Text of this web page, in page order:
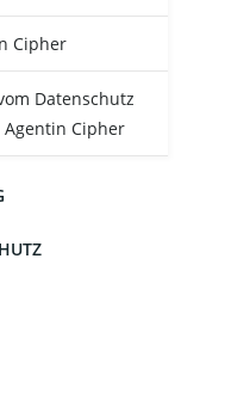
Cipher
Daten­schutz
Cipher